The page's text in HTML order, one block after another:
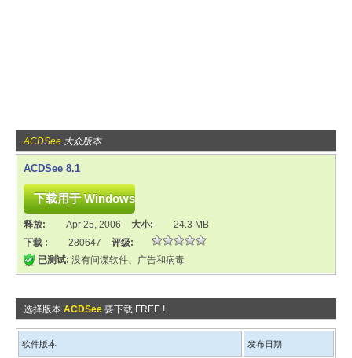
ACDSee 大众版本
ACDSee 8.1
释放: Apr 25, 2006 大小:
24.3 MB
下载 :
280647
评级:
已测试: 没有间谍软件、广告和病毒
选择版本 ACDSee 要下载 FREE !
软件版本 发布日期